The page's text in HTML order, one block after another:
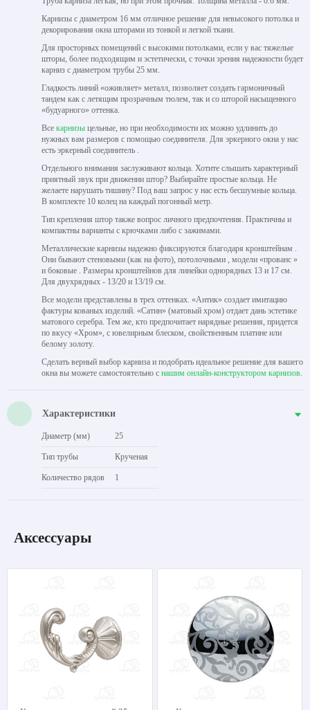
Карнизы с диаметром 16 мм отличное решение для невысокого потолка и
декорирования окна шторами из тонкой и легкой ткани.
Для просторных помещений с высокими потолками, если у вас тяжелые
шторы, более подходящим и эстетически, с точки зрения надежности будет
карниз с диаметром трубы 25 мм.
Гладкость линий «оживляет» металл, позволяет создать гармоничный
тандем как с летящим прозрачным тюлем, так и со шторой насыщенного
«будуарного» оттенка.
Все карнизы цельные, но при необходимости их можно удлинить до
нужных вам размеров с помощью соединителя. Для эркерного окна у нас
есть эркерный соединитель .
Отдельного внимания заслуживают кольца. Хотите слышать характерный
приятный звук при движении штор? Выбирайте простые кольца. Не
желаете нарушать тишину? Под ваш запрос у нас есть бесшумные кольца.
В комплекте 10 колец на каждый погонный метр.
Тип крепления штор также вопрос личного предпочтения. Практичны и
компактны варианты с крючками либо с зажимами.
Металлические карнизы надежно фиксируются благодаря кронштейнам .
Они бывают стеновыми (как на фото), потолочными , модели «прованс »
и боковые . Размеры кронштейнов для линейки однорядных 13 и 17 см.
Для двухрядных - 13/20 и 13/19 см.
Все модели представлены в трех оттенках. «Антик» создает имитацию
фактуры кованых изделий. «Сатин» (матовый хром) отдает дань эстетике
матового серебра. Тем же, кто предпочитает нарядные решения, придется
по вкусу «Хром», с ювелирным блеском, свойственным платине или
белому золоту.
Сделать верный выбор карниза и подобрать идеальное решение для вашего
окна вы можете самостоятельно с нашим онлайн-конструктором карнизов.
Характеристики
Диаметр (мм) 25
Тип трубы Крученая
Количество рядов 1
Аксессуары